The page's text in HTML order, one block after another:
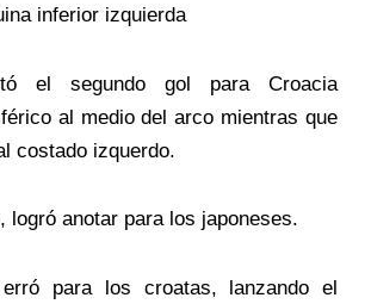
inferior izquierda
el segundo gol para Croacia
al medio del arco mientras que
costado izquerdo.
logró anotar para los japoneses.
para los croatas, lanzando el